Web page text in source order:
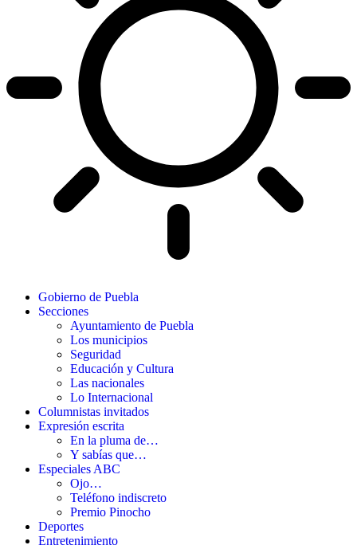
Gobierno de Puebla
Secciones
Ayuntamiento de Puebla
Los municipios
Seguridad
Educación y Cultura
Las nacionales
Lo Internacional
Columnistas invitados
Expresión escrita
En la pluma de…
Y sabías que…
Especiales ABC
Ojo…
Teléfono indiscreto
Premio Pinocho
Deportes
Entretenimiento